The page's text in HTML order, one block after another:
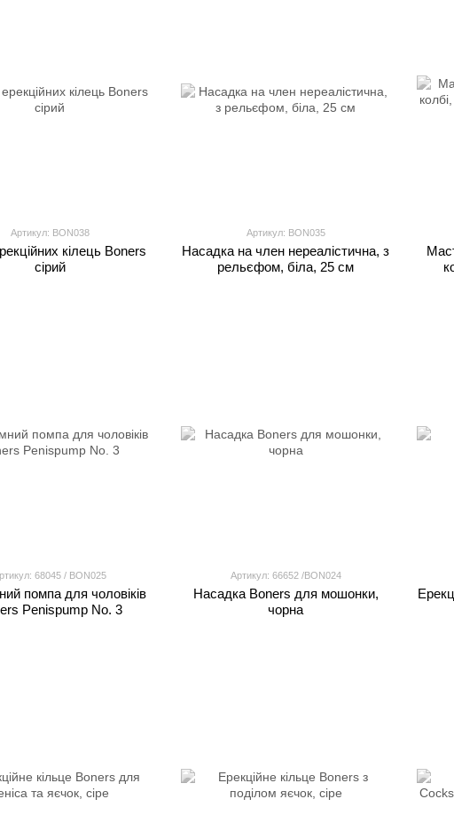
Артикул: BON038
кілець Boners
сірий
Артикул: BON035
Насадка на член нереалістична, з
рельєфом, біла, 25 см
68045 / BON025
помпа для чоловіків
Penispump No. 3
Артикул: 66652 /BON024
Насадка Boners для мошонки,
чорна